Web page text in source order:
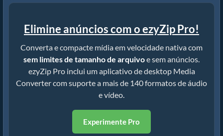
Elimine anúncios com o ezyZip Pro!
Converta e compacte mídia em velocidade nativa com
sem limites de tamanho de arquivoe sem anúncios.
ezyZip Pro inclui um aplicativo de desktop Media
Converter com suporte a mais de 140 formatos de áudio
e vídeo.
Experimente Pro